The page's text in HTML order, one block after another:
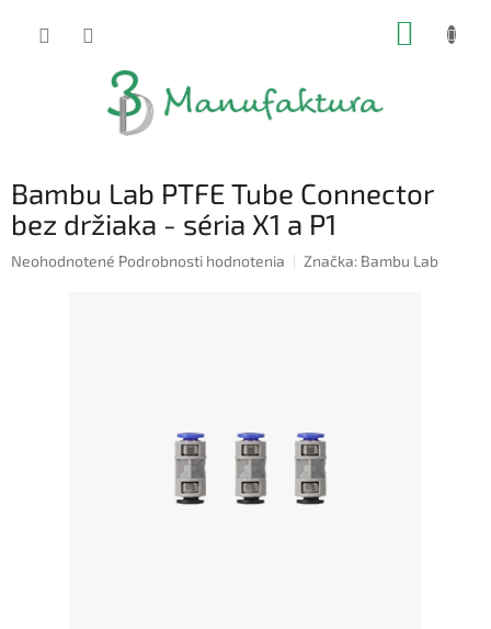
Bambu Lab PTFE Tube Connector
bez držiaka - séria X1 a P1
Priemerné
Neohodnotené Podrobnosti hodnotenia Značka: Bambu Lab